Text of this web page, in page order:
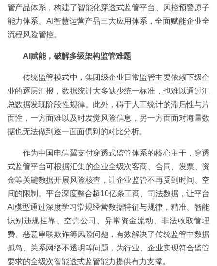
管产品体系，构建了智能化穿透式监管平台、风控预警原子
能力体系、AI智慧运营产品三大应用体系，全面赋能企业全
流程风险管控。
AI赋能，破解多级架构监管难题
传统监管模式中，集团级企业日常监管主要依赖下级企
业的逐层汇报，数据统计大多缺少统一标准，也难以通过汇
总数据发现阶段性规律。此外，碍于人工统计的滞后性与片
面性，一方面难以及时发觉风险信息，另一方面面对海量数
据也无法做到逐一面面俱到的对比分析。
作为中国电信翼支付穿透式监管体系的核心主干，穿透
式监管平台可根据汇集的企业全级次客商、合同、发票、资
金等关键数据开展风险核查，让企业监管不再受到时间、空
间的限制。平台深度整合超10亿条工商、司法数据，让平台
AI模型通过深度学习常规经营数据特征与规律，精准、智能
识别违规挂靠、空壳公司、异常资金流动、非法收取管理
费、恶意串联欺诈等风险问题，有效解决了传统监管中数据
孤岛、关系网络不透明等问题，为行业、企业实现符合监管
要求的全级次智能透式监管能力提供有力支撑。